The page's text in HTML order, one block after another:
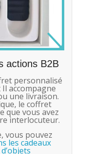
actions B2B
personnalisé
accompagne
une livraison.
le coffret
que vous avez
interlocuteur.
vous pouvez
les cadeaux